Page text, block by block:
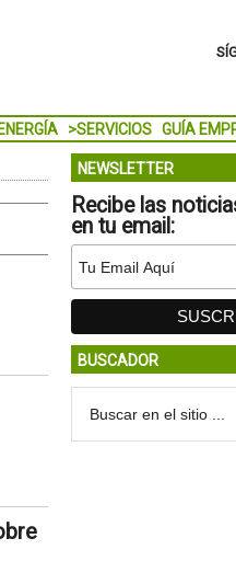
ENERGÍA >SERVICIOS GUÍA
NEWSLETTER
Recibe las
en tu email:
BUSCADOR